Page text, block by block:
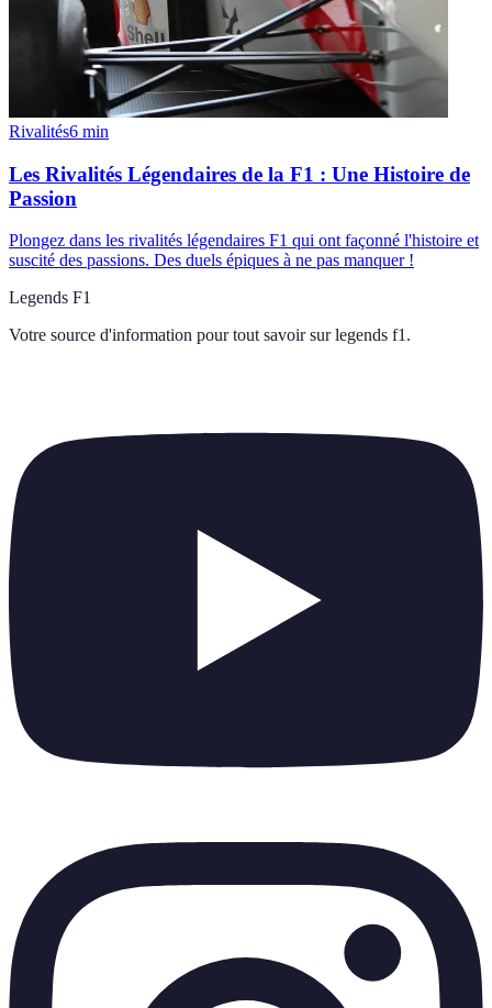
Rivalités6 min
Les Rivalités Légendaires de la F1 : Une Histoire de
Passion
Plongez dans les rivalités légendaires F1 qui ont façonné l'histoire et
suscité des passions. Des duels épiques à ne pas manquer !
Legends F1
Votre source d'information pour tout savoir sur legends f1 .